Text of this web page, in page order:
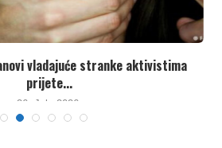
vladajuće stranke aktivistima
prijete...
26. Jula 2026.